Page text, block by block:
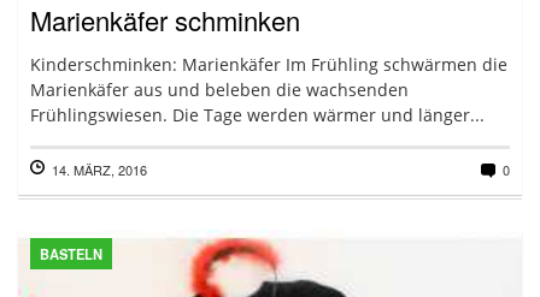
Marienkäfer schminken
Kinderschminken: Marienkäfer Im Frühling schwärmen die
Marienkäfer aus und beleben die wachsenden
Frühlingswiesen. Die Tage werden wärmer und länger...
14. MÄRZ, 2016 0
BASTELN